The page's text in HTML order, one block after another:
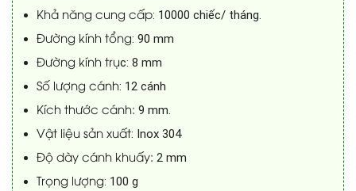
Khả năng cung cấp: 10000 chiếc/ tháng.
Đường kính tổng: 90 mm
Đường kính trục: 8 mm
Số lượng cánh: 12 cánh
Kích thước cánh: 9 mm.
Vật liệu sản xuất: Inox 304
Độ dày cánh khuấy: 2 mm
Trọng lượng: 100 g